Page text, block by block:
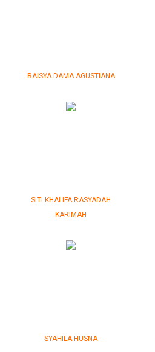
RAISYA DAMA AGUSTIANA
SITI KHALIFA RASYADAH
KARIMAH
SYAHILA HUSNA